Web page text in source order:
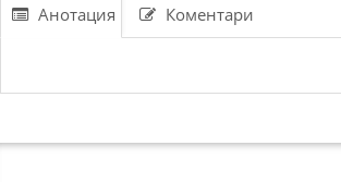
Анотация Коментари